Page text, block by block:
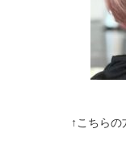
↑こちらの